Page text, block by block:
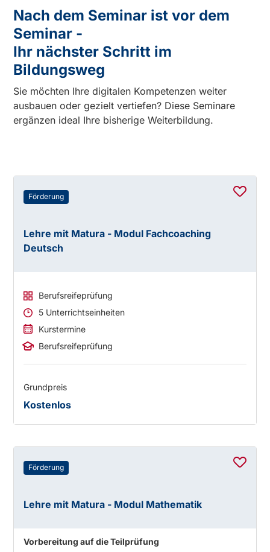
Nach dem Seminar ist vor dem
Seminar -
Ihr nächster Schritt im
Bildungsweg
Sie möchten Ihre digitalen Kompetenzen weiter
ausbauen oder gezielt vertiefen? Diese Seminare
ergänzen ideal Ihre bisherige Weiterbildung.
Förderung
Lehre mit Matura - Modul Fachcoaching
Deutsch
Berufsreifeprüfung
5 Unterrichtseinheiten
Kurstermine
Berufsreifeprüfung
Grundpreis
Kostenlos
Förderung
Lehre mit Matura - Modul Mathematik
Vorbereitung auf die Teilprüfung